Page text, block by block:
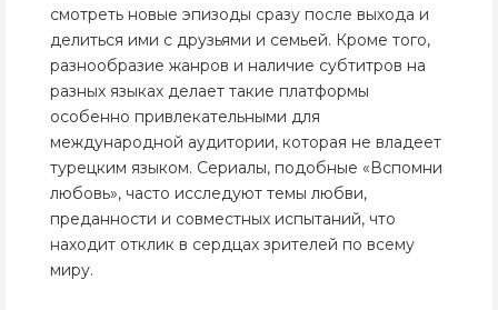
смотреть новые эпизоды сразу после выхода и
делиться ими с друзьями и семьей. Кроме того,
разнообразие жанров и наличие субтитров на
разных языках делает такие платформы
особенно привлекательными для
международной аудитории, которая не владеет
турецким языком. Сериалы, подобные «Вспомни
любовь», часто исследуют темы любви,
преданности и совместных испытаний, что
находит отклик в сердцах зрителей по всему
миру.